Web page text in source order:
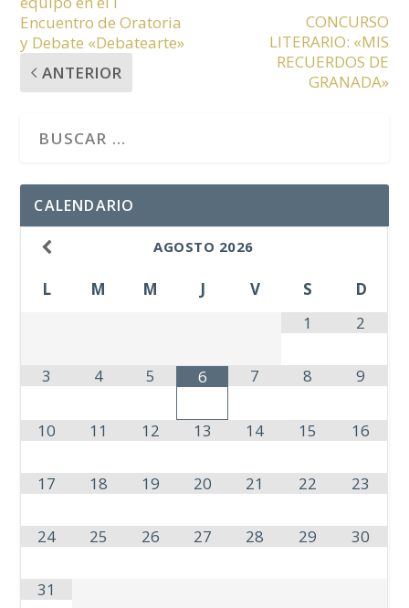
Encuentro de Oratoria
y Debate «Debatearte»
ANTERIOR
CONCURSO
LITERARIO: «MIS
RECUERDOS DE
GRANADA»
CALENDARIO
AGOSTO 2026
L M M J V S
D
1
2
3 4 5 6 7 8 9
10 11 12 13 14 15 16
17 18 19 20 21 22 23
24 25 26 27 28 29 30
31